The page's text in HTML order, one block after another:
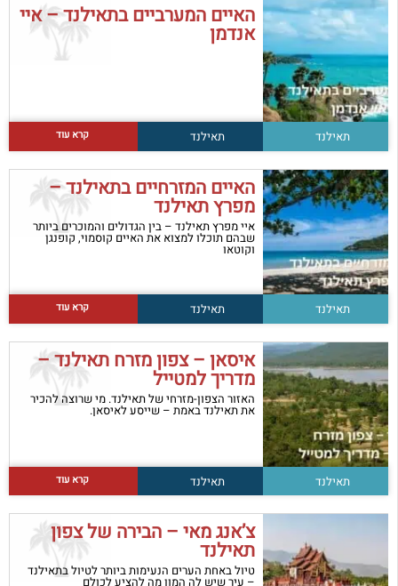
האיים המערביים בתאילנד – איי
אנדמן
תאילנד תאילנד קרא עוד
האיים המזרחיים בתאילנד –
מפרץ תאילנד
איי מפרץ תאילנד – בין הגדולים והמוכרים ביותר
שבהם תוכלו למצוא את האיים קוסמוי, קופנגן
וקוטאו
תאילנד תאילנד קרא עוד
איסאן – צפון מזרח תאילנד –
מדריך למטייל
האזור הצפון-מזרחי של תאילנד. מי שרוצה להכיר
את תאילנד באמת – שייסע לאיסאן.
תאילנד תאילנד קרא עוד
צ’אנג מאי – הבירה של צפון
תאילנד
טיול באחת הערים הנעימות ביותר לטיול בתאילנד
– עיר שיש לה המון מה להציע לכולם